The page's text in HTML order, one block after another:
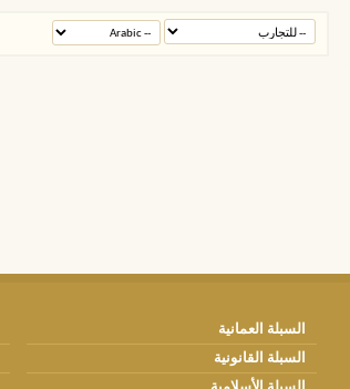
السبلة العمانية
السبلة القانونية